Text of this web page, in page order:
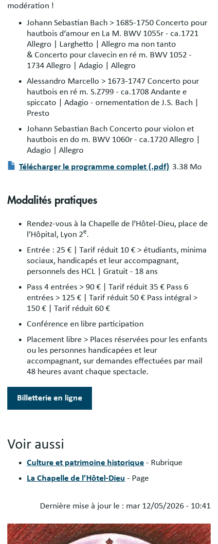
modération !
Johann Sebastian Bach > 1685-1750 Concerto pour
hautbois d‘amour en La M. BWV 1055r - ca.1721
Allegro | Larghetto | Allegro ma non tanto
& Concerto pour clavecin en ré m. BWV 1052 -
1734 Allegro | Adagio | Allegro
Alessandro Marcello > 1673-1747 Concerto pour
hautbois en ré m. S.Z799 - ca.1708 Andante e
spiccato | Adagio - ornementation de J.S. Bach |
Presto
Johann Sebastian Bach Concerto pour violon et
hautbois en do m. BWV 1060r - ca.1720 Allegro |
Adagio | Allegro
Document
Télécharger le programme complet (.pdf) 3.38 Mo
Modalités pratiques
Rendez-vous à la Chapelle de l’Hôtel-Dieu, place de
l’Hôpital, Lyon 2e.
Entrée : 25 € | Tarif réduit 10 € > étudiants, minima
sociaux, handicapés et leur accompagnant,
personnels des HCL | Gratuit - 18 ans
Pass 4 entrées > 90 € | Tarif réduit 35 € Pass 6
entrées > 125 € | Tarif réduit 50 € Pass intégral >
150 € | Tarif réduit 60 €
Conférence en libre participation
Placement libre > Places réservées pour les enfants
ou les personnes handicapées et leur
accompagnant, sur demandes effectuées par mail
48 heures avant chaque spectacle.
Billetterie en ligne
Voir aussi
Culture et patrimoine historique - Rubrique
La Chapelle de l’Hôtel-Dieu - Page
Dernière mise à jour le : mar 12/05/2026 - 10:41
Blocs
libres
Image